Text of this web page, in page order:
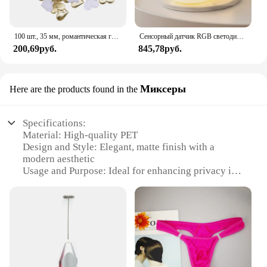
100 шт., 35 мм, романтическая губка, атласная ткань, лепестки в форме сердца, свадебные конфетти, настольная кровать, лепестки в форме сердца, свадебное украшение на день Святого Валентина
200,69руб.
Сенсорный датчик RGB светодиодный ночник с кроликом, 16 цветов, USB перезаряжаемая силиконовая лампа в виде кролика для детей, детские игрушки, подарок на фестиваль
845,78руб.
Here are the products found in the Миксеры
Specifications:
Material: High-quality PET
Design and Style: Elegant, matte finish with a
modern aesthetic
Usage and Purpose: Ideal for enhancing privacy in
Performance and Property: Provides excellent
privacy while maintaining clarity
Shape or Size: Available in a variety of sizes to fit
different window dimensions
Applicable People: Suitable for both residential and